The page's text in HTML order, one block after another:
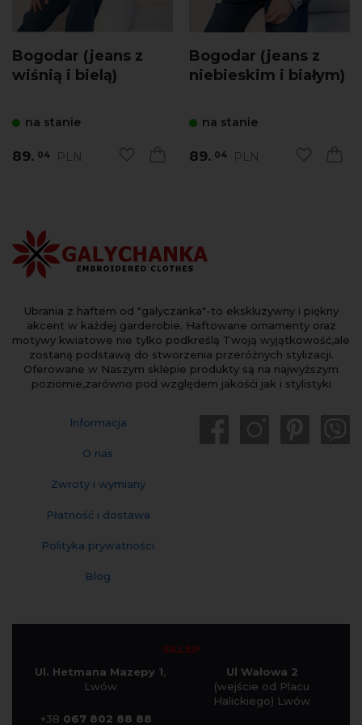
Bogodar (jeans z
wiśnią i bielą)
na stanie
89. 04 PLN
Bogodar (jeans z
niebieskim i białym)
na stanie
89. 04 PLN
Ubrania z haftem od "galyczanka"-to ekskluzywny i piękny
akcent w każdej garderobie. Haftowane ornamenty oraz
motywy kwiatowe nie tylko podkreślą Twoją wyjątkowość,ale
zostaną podstawą do stworzenia przeróżnych stylizacji.
Oferowane w Naszym sklepie produkty są na najwyższym
poziomie,zarówno pod względem jakośći jak i stylistyki
Informacja
O nas
Zwroty i wymiany
Płatność i dostawa
Polityka prywatności
Blog
SKLEP
Ul. Hetmana Mazepy 1,
Lwów
+38 067 802 88 88
Ul Wałowa 2
(wejście od Placu
Halickiego) Lwów